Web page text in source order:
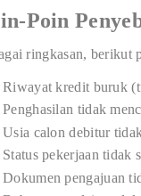
Poin
ringkasan, berikut
Riwayat kredit buruk
Penghasilan tidak
Usia calon debitur
Status pekerjaan tidak
Dokumen pengajuan